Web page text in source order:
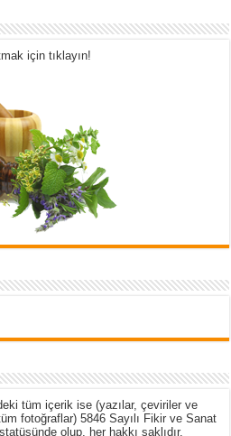
için tıklayın!
tüm içerik ise (yazılar, çeviriler ve
fotoğraflar) 5846 Sayılı Fikir ve Sanat
olup, her hakkı saklıdır.